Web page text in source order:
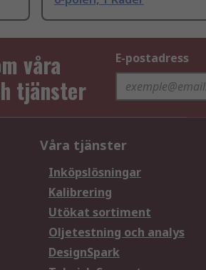
våra
tjänster
E-postadress
Våra tjänster
Inköpslösningar
Kalibrering
Utökat sortiment
Oljetestning och analys
DesignSpark